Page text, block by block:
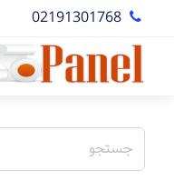
02191301768